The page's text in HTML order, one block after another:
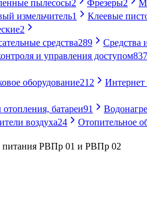
пылесосы2 Фрезеры2
измельчитель1 Клеевые
2
средства289 Средства
и управления доступом837
оборудование212
батареи91
воздуха24 Отопительное
питания РВПр 01 и РВПр 02